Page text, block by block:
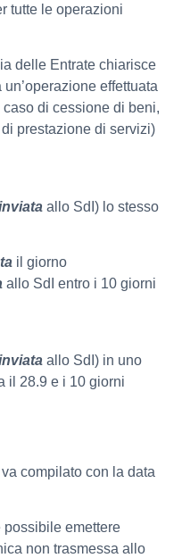
tutte le operazioni
delle Entrate chiarisce
effettuata
di cessione di beni,
prestazione di servizi)
allo SdI) lo stesso
il giorno
allo SdI entro i 10 giorni
allo SdI) in uno
il 28.9 e i 10 giorni
compilato con la data
possibile emettere
non trasmessa allo